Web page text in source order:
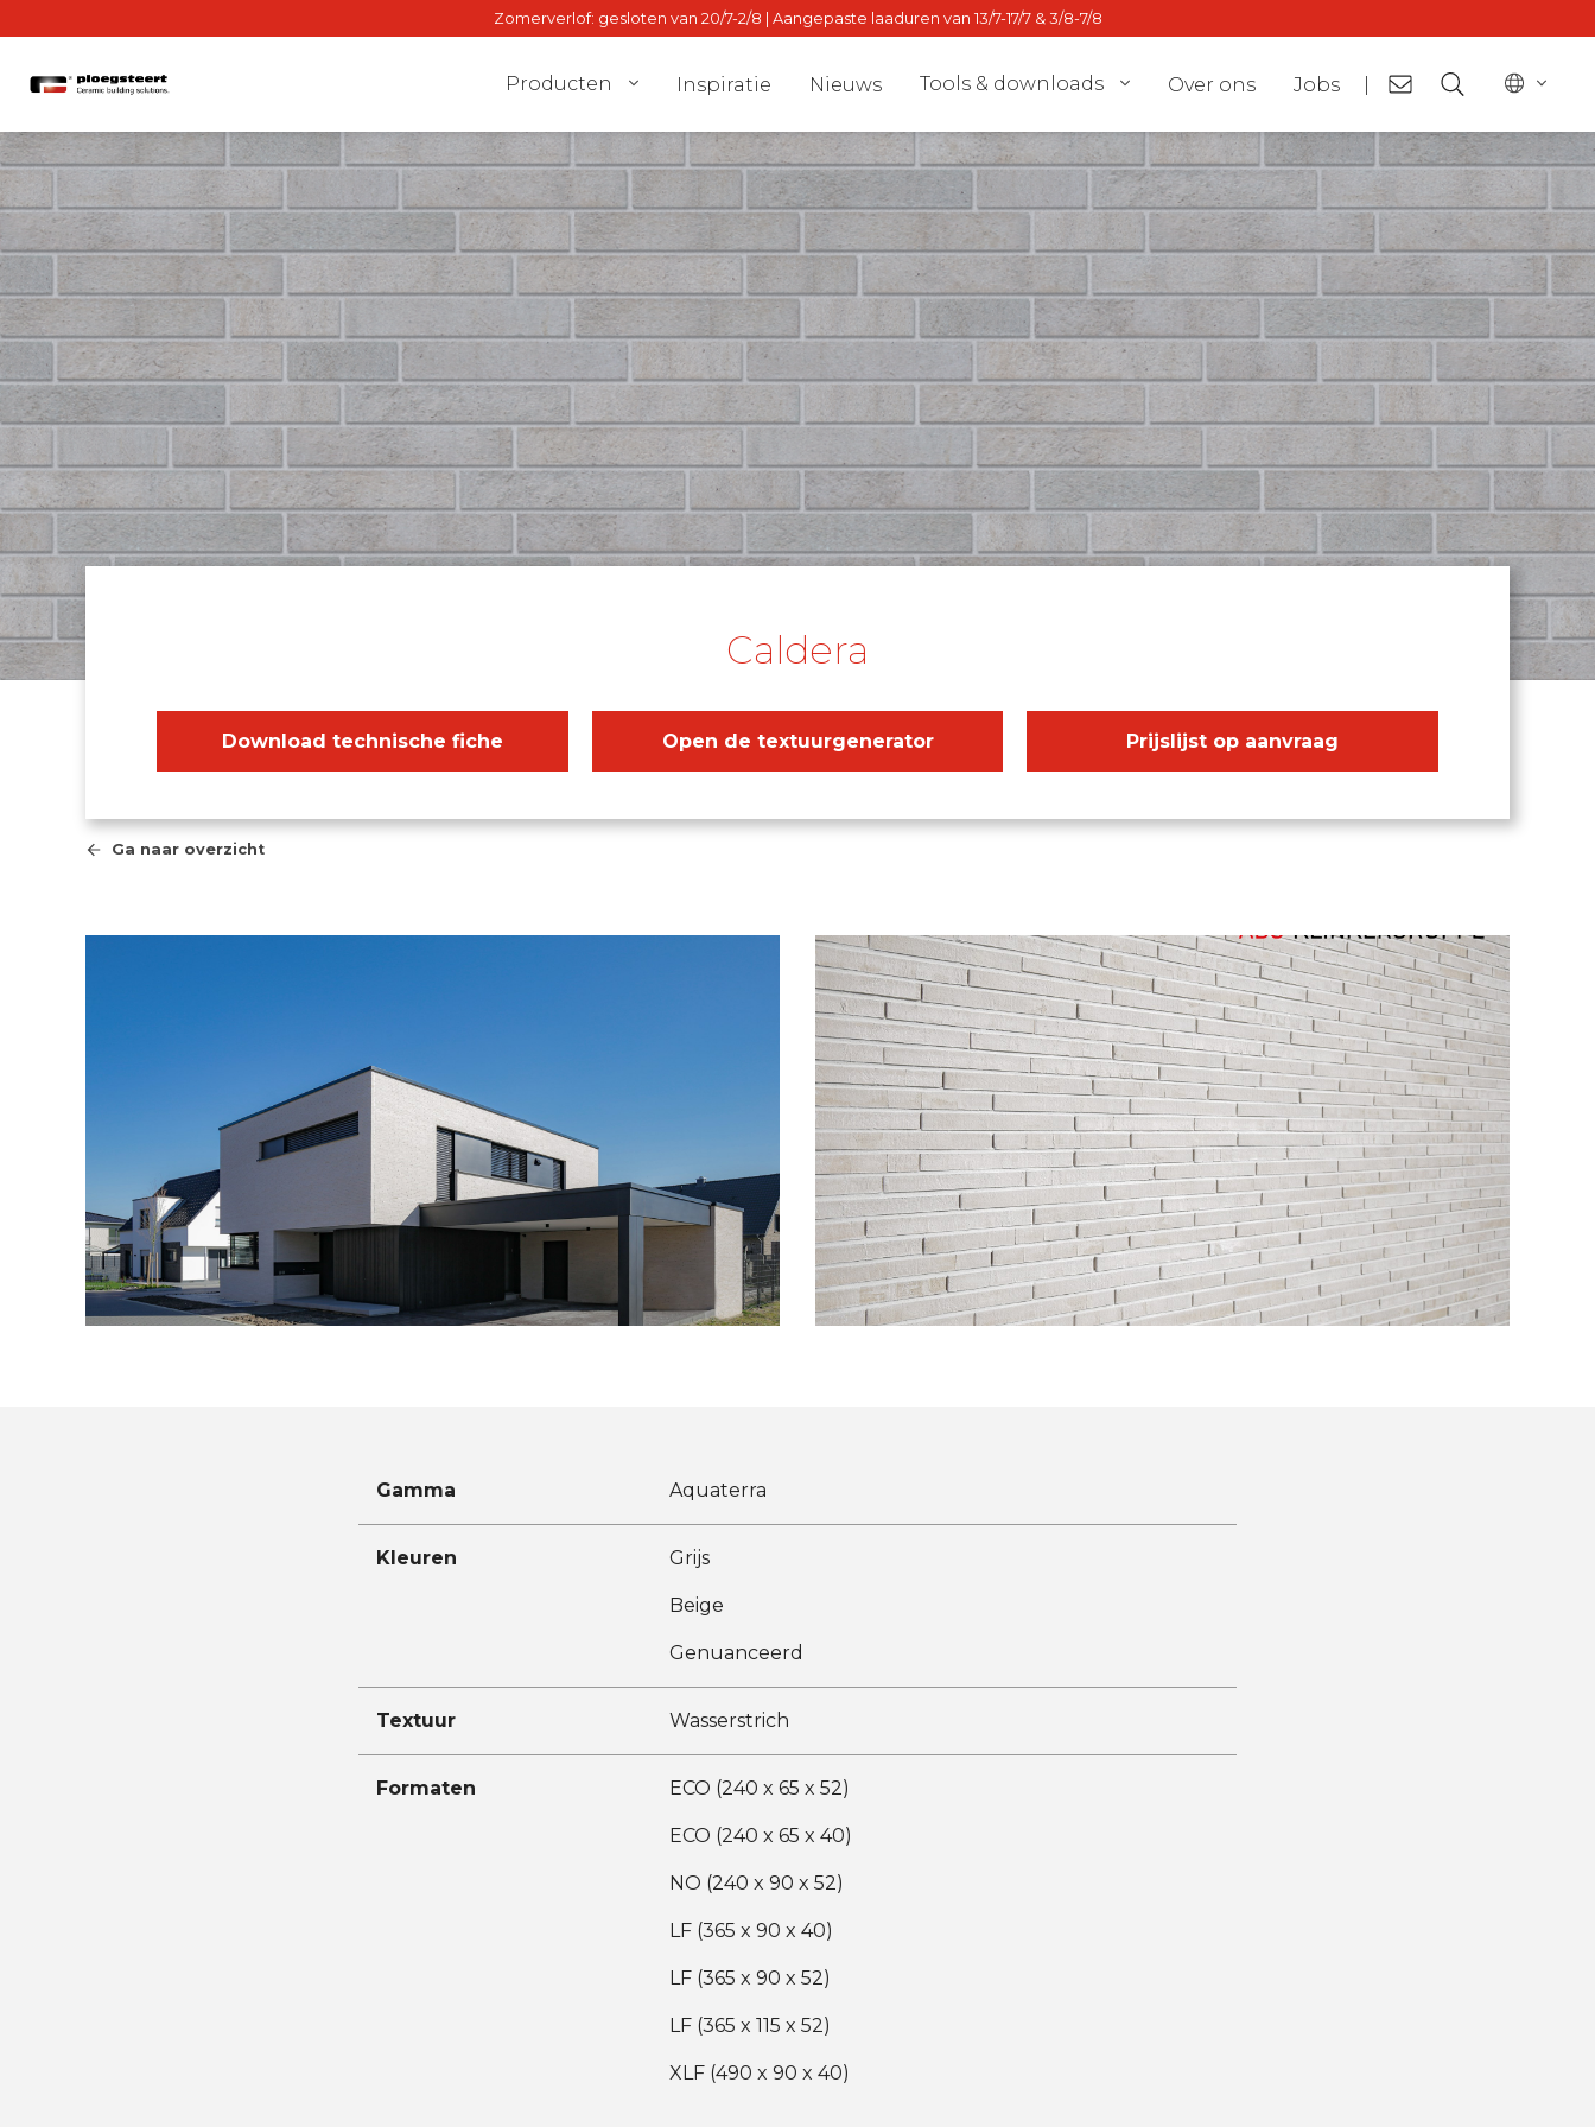
Zomerverlof: gesloten van 20/7-2/8 | Aangepaste laaduren van 13/7-17/7 & 3/8-7/8
Producten
Gevel
Binnenmuur
Gewelven
BrIQ-advies
Inspiratie Nieuws Tools & downloads
Dealer locator
Stalton Direct
Over ons Jobs
BE - fr
Caldera
Download technische fiche Open de textuurgenerator Prijslijst op aanvraag
Ga naar overzicht
Gamma Aquaterra
Kleuren Grijs
Beige
Genuanceerd
Textuur Wasserstrich
Formaten ECO (240 x 65 x 52)
ECO (240 x 65 x 40)
NO (240 x 90 x 52)
LF (365 x 90 x 40)
LF (365 x 90 x 52)
LF (365 x 115 x 52)
XLF (490 x 90 x 40)